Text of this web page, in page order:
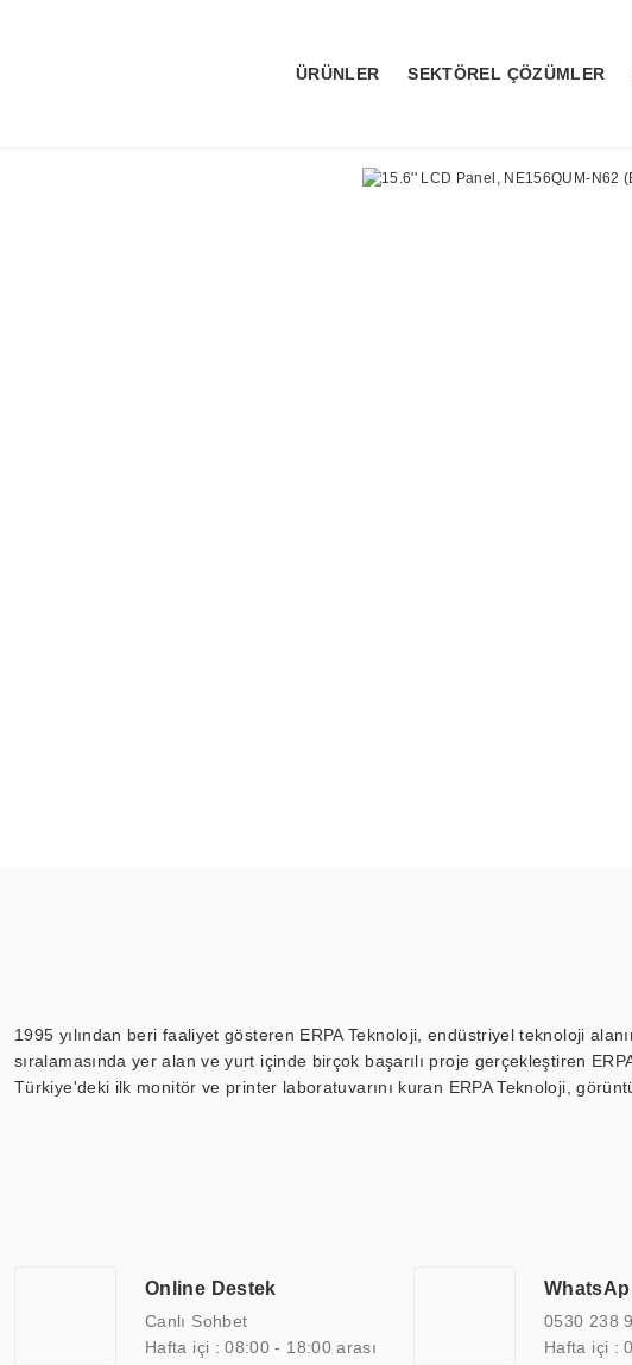
ÜRÜNLER SEKTÖREL ÇÖZÜMLER
1995 yılından beri faaliyet gösteren ERPA Teknoloji, endüstriyel teknoloji
sıralamasında yer alan ve yurt içinde birçok başarılı proje gerçekleştiren
Türkiye'deki ilk monitör ve printer laboratuvarını kuran ERPA Teknoloji,
arasında yer almaktadır. ERPA Teknoloji, uluslararası standartlarda kalite
yılların getirdiği bilgi ve tecrübe ile birleştiren ERPA Teknoloji, özel çözümleri
Online Destek
Canlı Sohbet
Hafta içi : 08:00 - 18:00 arası
0530 238
Hafta içi :